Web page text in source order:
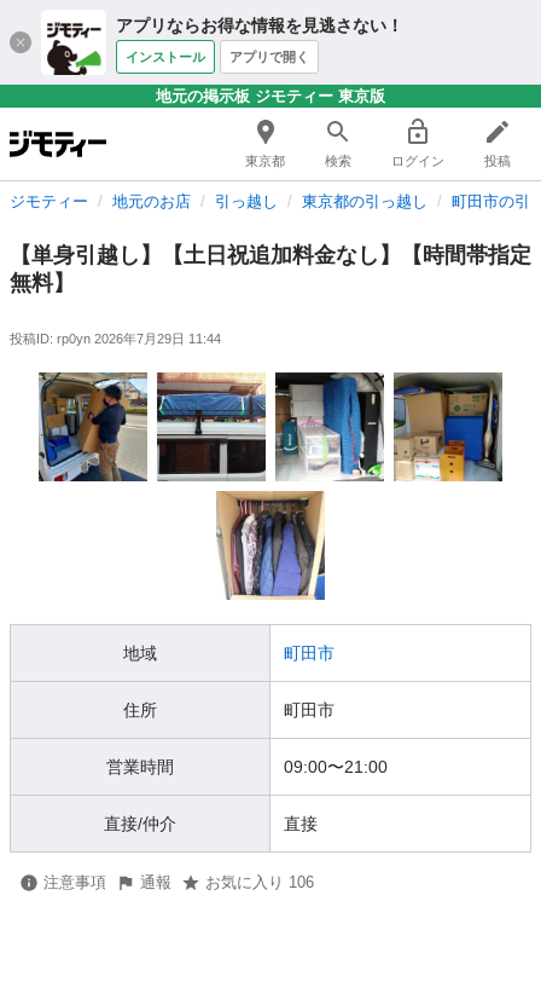
アプリならお得な情報を見逃さない！
インストール アプリで開く
地元の掲示板 ジモティー 東京版
東京都 検索 ログイン 投稿
ジモティー 地元のお店 引っ越し 東京都の引っ越し 町田市の引
【単身引越し】【土日祝追加料金なし】【時間帯指定
無料】
投稿ID: rp0yn 2026年7月29日 11:44
地域 町田市
住所 町田市
営業時間 09:00〜21:00
直接/仲介 直接
注意事項 通報 お気に入り 106